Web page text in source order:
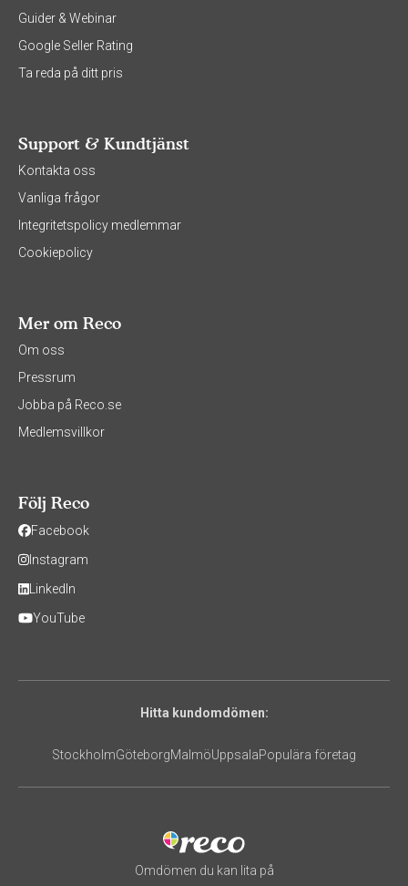
Guider & Webinar
Google Seller Rating
Ta reda på ditt pris
Support & Kundtjänst
Kontakta oss
Vanliga frågor
Integritetspolicy medlemmar
Cookiepolicy
Mer om Reco
Om oss
Pressrum
Jobba på Reco.se
Medlemsvillkor
Följ Reco
Facebook
Instagram
LinkedIn
YouTube
Hitta kundomdömen:
StockholmGöteborgMalmöUppsalaPopulära företag
Omdömen du kan lita på